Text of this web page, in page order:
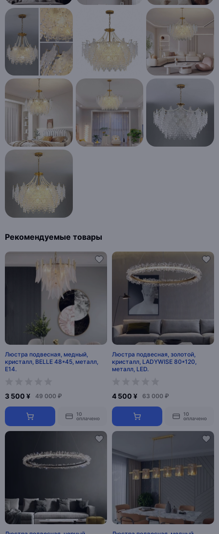
Рекомендуемые товары
Люстра подвесная, медный,
кристалл, BELLE 48*45, металл,
E14.
3 500 ¥ 49 000 ₽
10
оплачено
Люстра подвесная, золотой,
кристалл, LADYWISE 80*120,
металл, LED.
4 500 ¥ 63 000 ₽
10
оплачено